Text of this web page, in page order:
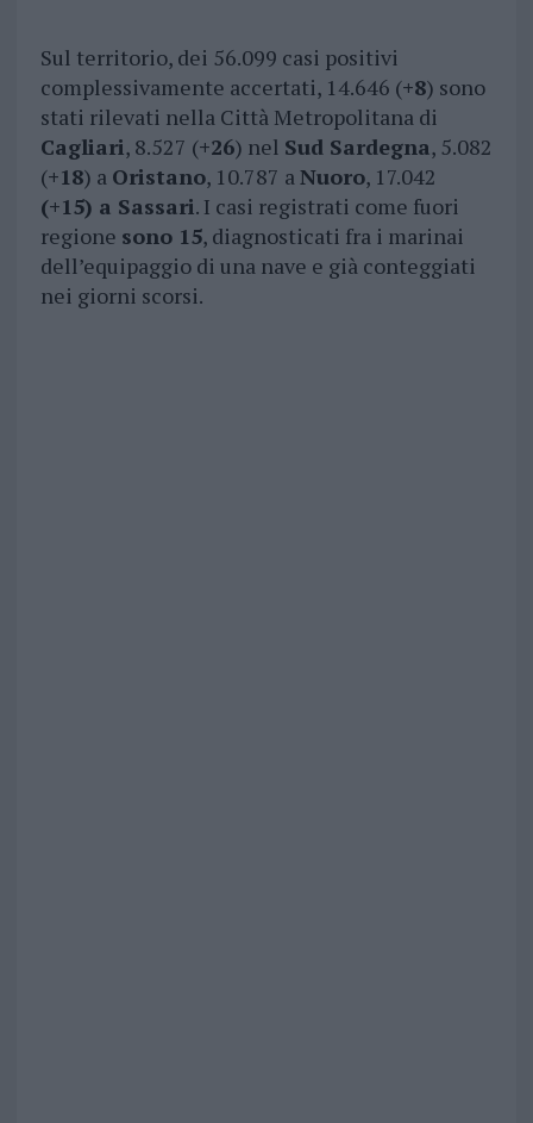
Sul territorio, dei 56.099 casi positivi
complessivamente accertati, 14.646 (+8) sono
stati rilevati nella Città Metropolitana di
Cagliari, 8.527 (+26) nel Sud Sardegna, 5.082
(+18) a Oristano, 10.787 aNuoro, 17.042
(+15) a Sassari. I casi registrati come fuori
regione sono 15, diagnosticati fra i marinai
dell’equipaggio di una nave e già conteggiati
nei giorni scorsi.